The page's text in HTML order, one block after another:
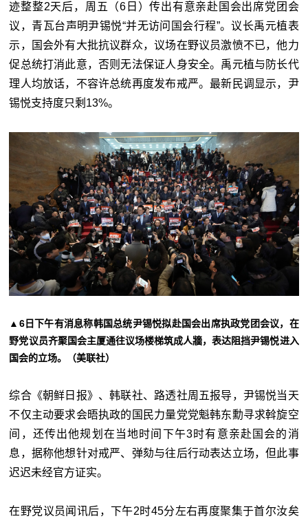
迹整整2天后，周五（6日）传出有意亲赴国会出席党团会
议，青瓦台声明尹锡悦“并无访问国会行程”。议长禹元植表
示，国会外有大批抗议群众，议场在野议员激愤不已，他力
促总统打消此意，否则无法保证人身安全。禹元植与防长代
理人均放话，不容许总统再度发布戒严。最新民调显示，尹
锡悦支持度只剩13%。
▲6日下午有消息称韩国总统尹锡悦拟赴国会出席执政党团会议，在
野党议员齐聚国会主厦通往议场楼梯筑成人牆，表达阻挡尹锡悦进入
国会的立场。（美联社）
综合《朝鲜日报》、韩联社、路透社周五报导，尹锡悦当天
不仅主动要求会晤执政的国民力量党党魁韩东勳寻求斡旋空
间，还传出他规划在当地时间下午3时有意亲赴国会的消
息，据称他想针对戒严、弹劾与往后行动表达立场，但此事
迟迟未经官方证实。
在野党议员闻讯后，下午2时45分左右再度聚集于首尔汝矣